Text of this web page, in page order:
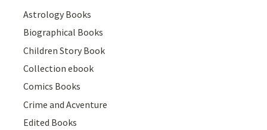
Astrology Books
Biographical Books
Children Story Book
Collection ebook
Comics Books
Crime and Acventure
Edited Books